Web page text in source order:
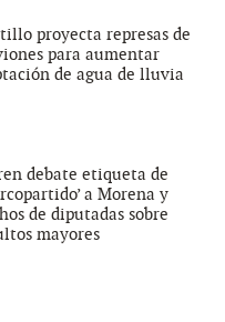
proyecta represas de
para aumentar
de agua de lluvia
debate etiqueta de
a Morena y
de diputadas sobre
mayores